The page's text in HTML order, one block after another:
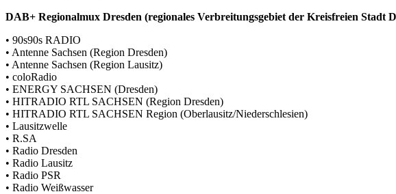
DAB+ Regionalmux Dresden (regionales Verbreitungsgebiet der Kreisfreien Stadt
• 90s90s RADIO
• Antenne Sachsen (Region Dresden)
• Antenne Sachsen (Region Lausitz)
• coloRadio
• ENERGY SACHSEN (Dresden)
• HITRADIO RTL SACHSEN (Region Dresden)
• HITRADIO RTL SACHSEN Region (Oberlausitz/Niederschlesien)
• Lausitzwelle
• R.SA
• Radio Dresden
• Radio Lausitz
• Radio PSR
• Radio Weißwasser